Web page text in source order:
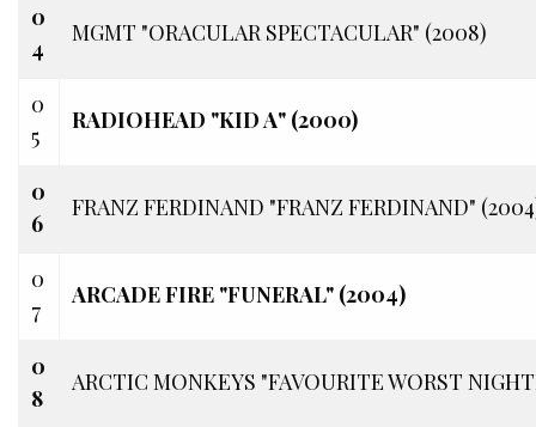
0
4
MGMT "ORACULAR SPECTACULAR" (2008)
0
5
RADIOHEAD "KID A" (2000)
0
6
FRANZ FERDINAND "FRANZ FERDINAND"
0
7
ARCADE FIRE "FUNERAL" (2004)
0
8
ARCTIC MONKEYS "FAVOURITE WORST